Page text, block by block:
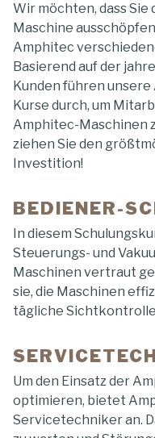
Wir möchten, dass Sie
Maschine
Amphitec
Basierend auf der
Kunden führen
Kurse durch, um
Amphitec-Maschinen
ziehen Sie den
Investition!
BEDIENER-
In diesem
Steuerungs- und
Maschinen vertraut
sie, die Maschinen
tägliche
Um den Einsatz der
optimieren, bietet
Servicetechniker an.